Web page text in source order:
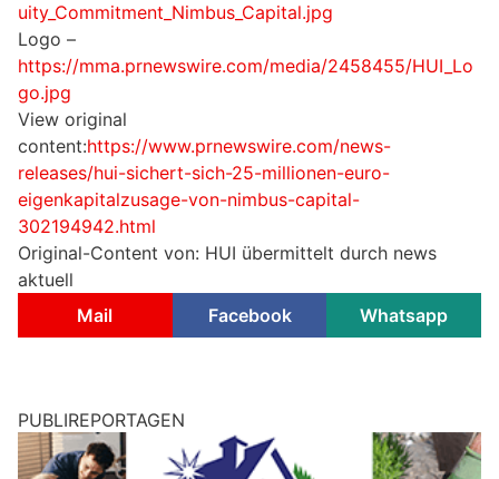
uity_Commitment_Nimbus_Capital.jpg
Logo –
https://mma.prnewswire.com/media/2458455/HUI_Lo
go.jpg
View original
content:https://www.prnewswire.com/news-
releases/hui-sichert-sich-25-millionen-euro-
eigenkapitalzusage-von-nimbus-capital-
302194942.html
Original-Content von: HUI übermittelt durch news
aktuell
Mail
Facebook Whatsapp
PUBLIREPORTAGEN